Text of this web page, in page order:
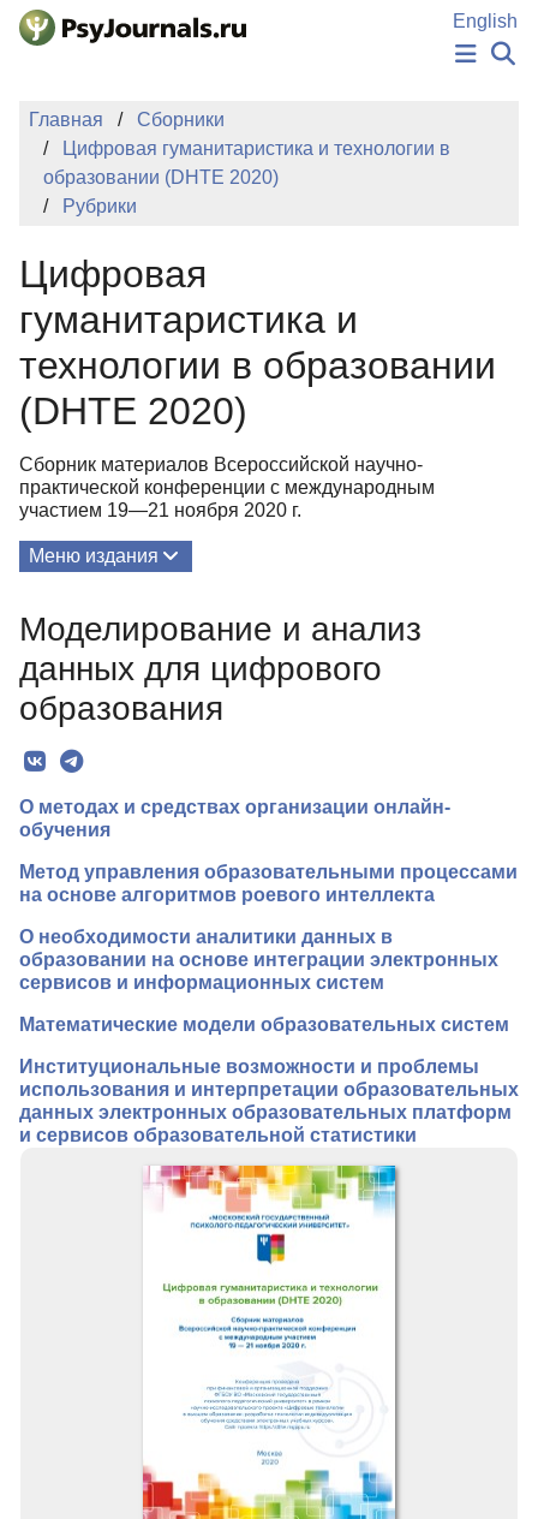
Перейти к основному содержанию
English
НОВОСТИ
АВТОРЫ
ПОДАТЬ РУКОПИСЬ
Регистрация
Главная
Сборники
Цифровая гуманитаристика и технологии в
образовании (DHTE 2020)
Рубрики
Цифровая
гуманитаристика и
технологии в образовании
(DHTE 2020)
Сборник материалов Всероссийской научно-
практической конференции с международным
участием 19—21 ноября 2020 г.
Меню издания
Редколлегия
Рубрики
Текст
Авторы
Моделирование и анализ
данных для цифрового
образования
О методах и средствах организации онлайн-
обучения
Метод управления образовательными процессами
на основе алгоритмов роевого интеллекта
О необходимости аналитики данных в
образовании на основе интеграции электронных
сервисов и информационных систем
Математические модели образовательных систем
Институциональные возможности и проблемы
использования и интерпретации образовательных
данных электронных образовательных платформ
и сервисов образовательной статистики